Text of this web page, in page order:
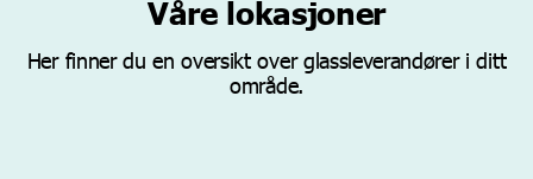
Våre lokasjoner
Her finner du en oversikt over glassleverandører i ditt
område.